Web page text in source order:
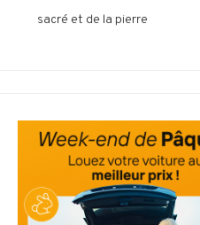
sacré et de la pierre